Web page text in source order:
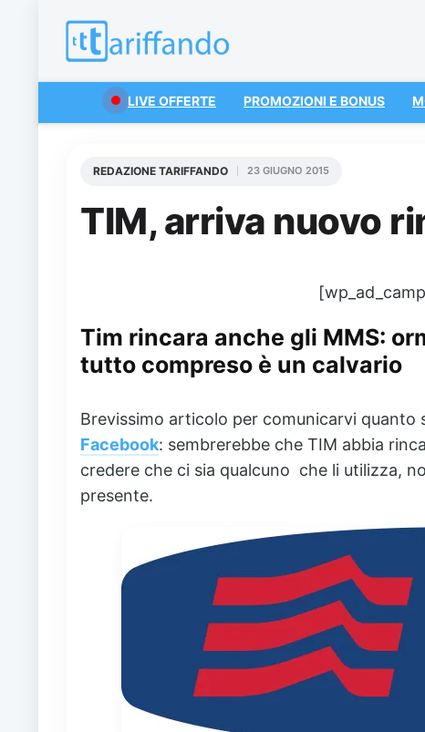
LIVE OFFERTE PROMOZIONI E BONUS
TIM, arriva nuovo
REDAZIONE TARIFFANDO 23 GIUGNO 2015
Tim rincara anche gli MMS:
tutto compreso è un calvario
Brevissimo articolo per comunicarvi quanto
Facebook: sembrerebbe che TIM abbia
credere che ci sia qualcuno che li utilizza,
presente.